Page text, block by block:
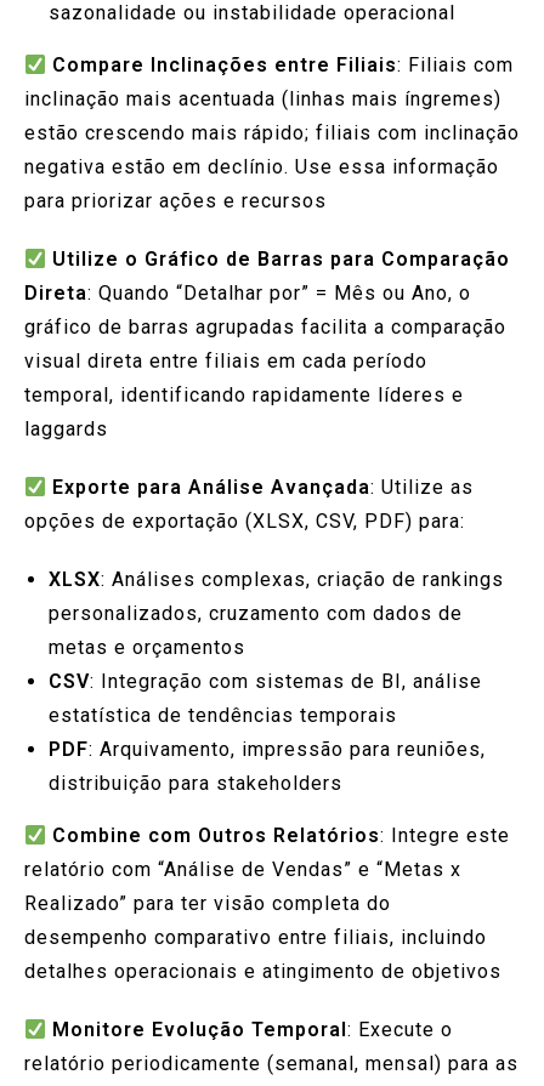
sazonalidade ou instabilidade operacional
Compare Inclinações entre Filiais: Filiais com
inclinação mais acentuada (linhas mais íngremes)
estão crescendo mais rápido; filiais com inclinação
negativa estão em declínio. Use essa informação
para priorizar ações e recursos
Utilize o Gráfico de Barras para Comparação
Direta: Quando “Detalhar por” = Mês ou Ano, o
gráfico de barras agrupadas facilita a comparação
visual direta entre filiais em cada período
temporal, identificando rapidamente líderes e
laggards
Exporte para Análise Avançada: Utilize as
opções de exportação (XLSX, CSV, PDF) para:
XLSX: Análises complexas, criação de rankings
personalizados, cruzamento com dados de
metas e orçamentos
CSV: Integração com sistemas de BI, análise
estatística de tendências temporais
PDF: Arquivamento, impressão para reuniões,
distribuição para stakeholders
Combine com Outros Relatórios: Integre este
relatório com “Análise de Vendas” e “Metas x
Realizado” para ter visão completa do
desempenho comparativo entre filiais, incluindo
detalhes operacionais e atingimento de objetivos
Monitore Evolução Temporal: Execute o
relatório periodicamente (semanal, mensal) para as